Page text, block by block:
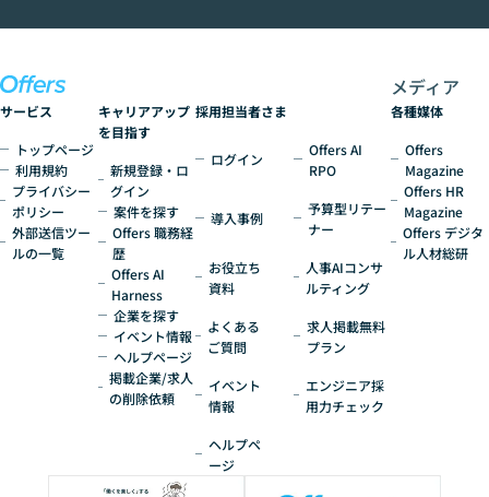
いう方にこそ参加いただきたいイベントで
サービス
トップページ
利用規約
プライバシー
ポリシー
外部送信ツー
ルの一覧
キャリアアップ
を目指す
新規登録・ロ
グイン
案件を探す
Offers 職務経
歴
Offers AI
Harness
企業を探す
イベント情報
ヘルプページ
掲載企業/求人
の削除依頼
採用担当者さま
ログイン
導入事例
お役立ち
資料
よくある
ご質問
イベント
情報
ヘルプペ
ージ
Offers AI
RPO
予算型リテー
ナー
人事AIコンサ
ルティング
求人掲載無料
プラン
エンジニア採
用力チェック
メディア
各種媒体
Offers
Magazine
Offers HR
Magazine
Offers デジタ
ル人材総研